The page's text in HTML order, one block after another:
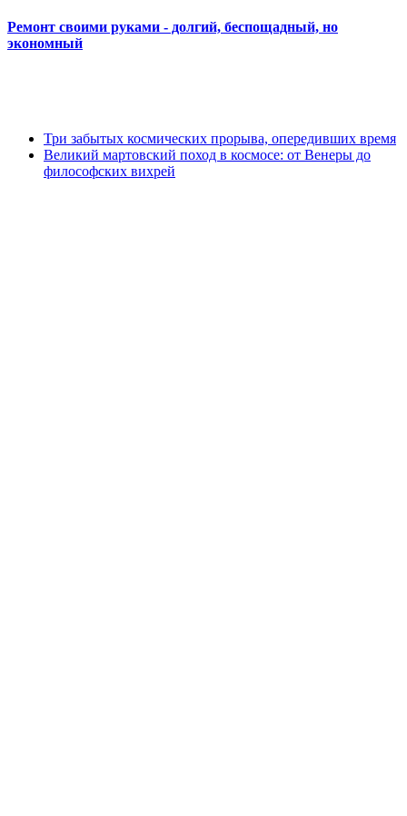
Ремонт своими руками - долгий, беспощадный, но
экономный
Три забытых космических прорыва, опередивших время
Великий мартовский поход в космосе: от Венеры до
философских вихрей